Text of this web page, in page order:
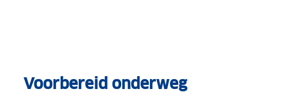
Voorbereid onderweg